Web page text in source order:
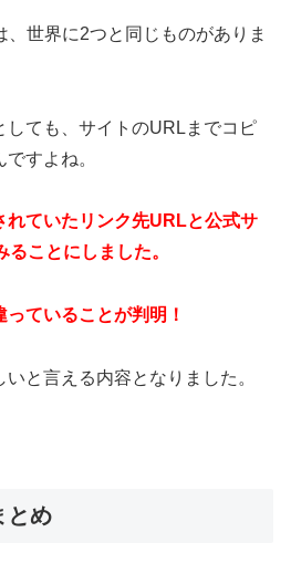
世界に2つと同じものがありま
しても、サイトのURLまでコピ
すよね。
れていたリンク先URLと公式サ
ことにしました。
ていることが判明！
と言える内容となりました。
とめ